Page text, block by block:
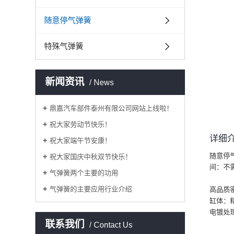
随意停气弹簧
特殊气弹簧
新闻资讯 News
鼎嘉汽车部件泰州有限公司网站上线啦！
祝大家劳动节快乐！
祝大家端午节安康！
祝大家国庆中秋双节快乐！
气弹簧两个主要的功用
气弹簧的主要应用行业介绍
联系我们 Contact Us
详细
随意停
间：不
高品质
缸体：
电镀处